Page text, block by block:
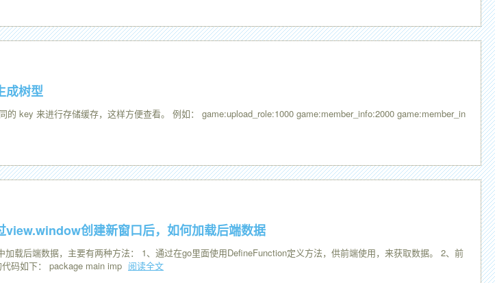
成树型
key 来进行存储缓存，这样方便查看。 例如： game:upload_role:1000 game:member_info:2000 game:member_in
创建新窗口后，如何加载后端数据
载后端数据，主要有两种方法： 1、通过在go里面使用DefineFunction定义方法，供前端使用，来获取数据。 2、前
码如下： package main imp 阅读全文